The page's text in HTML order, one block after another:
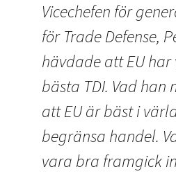
Vicechefen för
för Trade Defense,
hävdade att EU
bästa TDI. Vad han
att EU är bäst i
­begränsa handel.
vara bra framgick